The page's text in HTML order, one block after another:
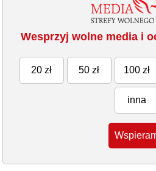
Wesprzyj wolne media i
20 zł 50 zł 100 zł
inna